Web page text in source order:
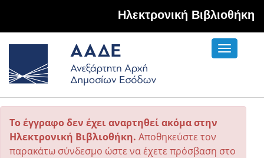
Hλεκτρονική Βιβλιοθήκη
Toggle
Το έγγραφο δεν έχει αναρτηθεί ακόμα στην
Ηλεκτρονική Βιβλιοθήκη. Αποθηκεύστε τον
παρακάτω σύνδεσμο ώστε να έχετε πρόσβαση στο